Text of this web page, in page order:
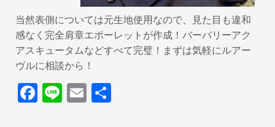
当然表側については元生地使用なので、見た目も違和
感なく完全肩章エポーレットが作成！バーバリーアク
アスキュータムなどすべて完璧！まずは気軽にルアー
ヴルに相談から！
F
a
Li
n
E
m